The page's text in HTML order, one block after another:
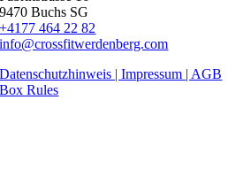
9470 Buchs SG
+4177 464 22 82
info@crossfitwerdenberg.com
Datenschutzhinweis | Impressum | AGB
Box Rules